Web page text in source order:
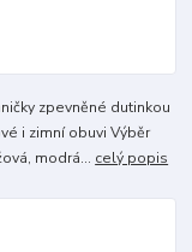
zpevněné dutinkou
i zimní obuvi Výběr
modrá... celý popis